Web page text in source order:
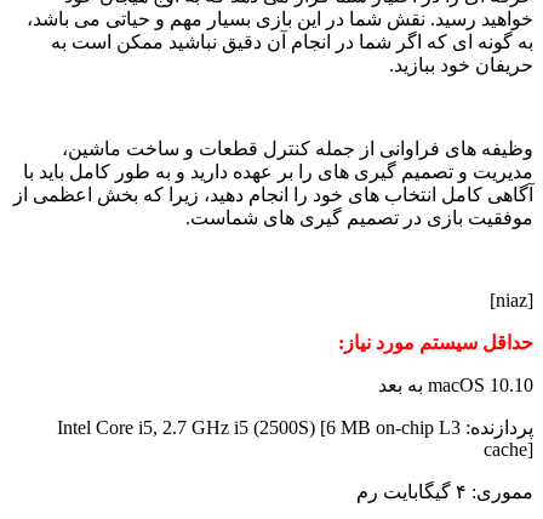
خواهید رسید. نقش شما در این بازی بسیار مهم و حیاتی می باشد،
به گونه ای که اگر شما در انجام آن دقیق نباشید ممکن است به
حریفان خود ببازید.
وظیفه های فراوانی از جمله کنترل قطعات و ساخت ماشین،
مدیریت و تصمیم گیری های را بر عهده دارید و به طور کامل باید با
آگاهی کامل انتخاب های خود را انجام دهید، زیرا که بخش اعظمی از
موفقیت بازی در تصمیم گیری های شماست.
[niaz]
حداقل سیستم مورد نیاز:
macOS 10.10 به بعد
پردازنده: Intel Core i5, 2.7 GHz i5 (2500S) [6 MB on-chip L3
cache]
مموری: ۴ گیگابایت رم